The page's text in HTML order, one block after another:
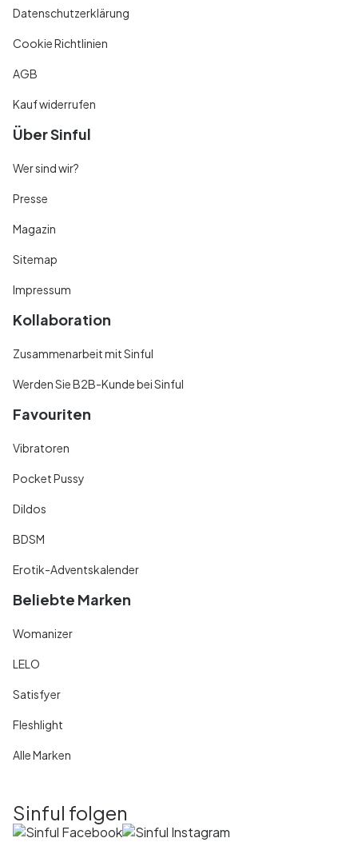
Datenschutzerklärung
Cookie Richtlinien
AGB
Kauf widerrufen
Über Sinful
Wer sind wir?
Presse
Magazin
Sitemap
Impressum
Kollaboration
Zusammenarbeit mit Sinful
Werden Sie B2B-Kunde bei Sinful
Favouriten
Vibratoren
Pocket Pussy
Dildos
BDSM
Erotik-Adventskalender
Beliebte Marken
Womanizer
LELO
Satisfyer
Fleshlight
Alle Marken
Sinful folgen